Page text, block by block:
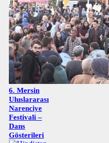
6. Mersin
Uluslararası
Narenciye
Festivali –
Dans
Gösterileri